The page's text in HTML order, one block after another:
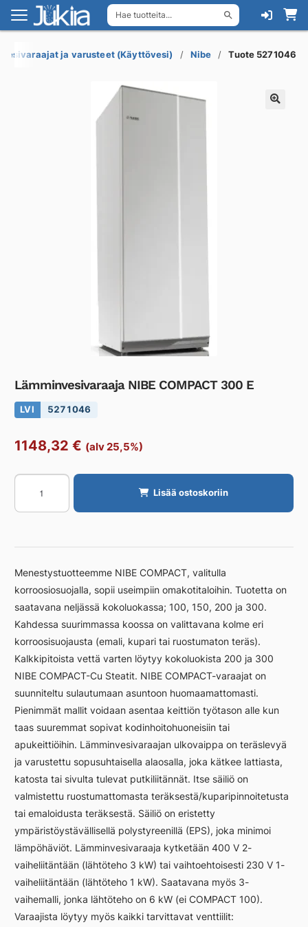
Hae tuotteita...
Siirry
navigointiin
Siirry
sisältöön
ja varusteet (Käyttövesi) Nibe Tuote 5271046
Lämminvesivaraaja NIBE COMPACT 300 E
LVI 5271046
1148,32 € (alv 25,5%)
Lämminvesivaraaja
COMPACT
E
Lisää ostoskoriin
Menestystuotteemme NIBE COMPACT, valitulla
korroosiosuojalla, sopii useimpiin omakotitaloihin. Tuotetta on
saatavana neljässä kokoluokassa; 100, 150, 200 ja 300.
Kahdessa suurimmassa koossa on valittavana kolme eri
korroosisuojausta (emali, kupari tai ruostumaton teräs).
Kalkkipitoista vettä varten löytyy kokoluokista 200 ja 300
NIBE COMPACT-Cu Steatit. NIBE COMPACT-varaajat on
suunniteltu sulautumaan asuntoon huomaamattomasti.
Pienimmät mallit voidaan asentaa keittiön työtason alle kun
taas suuremmat sopivat kodinhoitohuoneisiin tai
apukeittiöihin. Lämminvesivaraajan ulkovaippa on teräslevyä
ja varustettu sopusuhtaisella alaosalla, joka kätkee lattiasta,
katosta tai sivulta tulevat putkiliitännät. Itse säiliö on
valmistettu ruostumattomasta teräksestä/kuparipinnoitetusta
tai emaloidusta teräksestä. Säiliö on eristetty
ympäristöystävällisellä polystyreenillä (EPS), joka minimoi
lämpöhäviöt. Lämminvesivaraaja kytketään 400 V 2-
vaiheliitäntään (lähtöteho 3 kW) tai vaihtoehtoisesti 230 V 1-
vaiheliitäntään (lähtöteho 1 kW). Saatavana myös 3-
vaihemalli, jonka lähtöteho on 6 kW (ei COMPACT 100).
Varaajista löytyy myös kaikki tarvittavat venttiilit: